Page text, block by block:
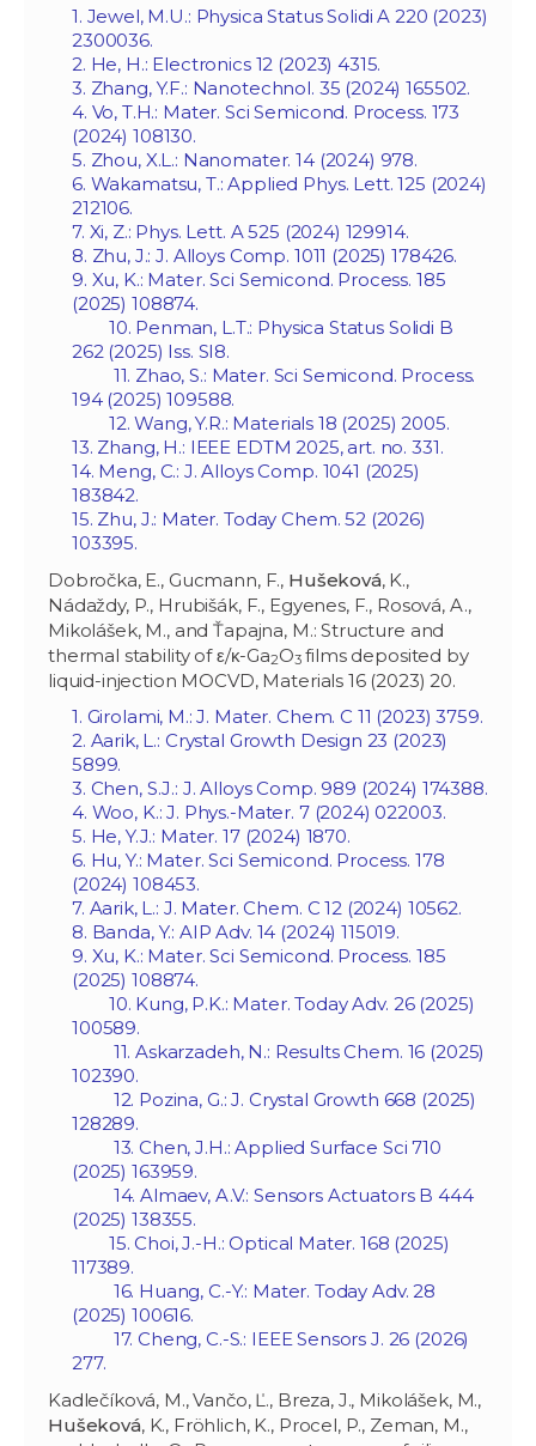
1. Jewel, M.U.: Physica Status Solidi A 220 (2023)
2300036.
2. He, H.: Electronics 12 (2023) 4315.
3. Zhang, Y.F.: Nanotechnol. 35 (2024) 165502.
4. Vo, T.H.: Mater. Sci Semicond. Process. 173
(2024) 108130.
5. Zhou, X.L.: Nanomater. 14 (2024) 978.
6. Wakamatsu, T.: Applied Phys. Lett. 125 (2024)
212106.
7. Xi, Z.: Phys. Lett. A 525 (2024) 129914.
8. Zhu, J.: J. Alloys Comp. 1011 (2025) 178426.
9. Xu, K.: Mater. Sci Semicond. Process. 185
(2025) 108874.
10. Penman, L.T.: Physica Status Solidi B
262 (2025) Iss. SI8.
11. Zhao, S.: Mater. Sci Semicond. Process.
194 (2025) 109588.
12. Wang, Y.R.: Materials 18 (2025) 2005.
13. Zhang, H.: IEEE EDTM 2025, art. no. 331.
14. Meng, C.: J. Alloys Comp. 1041 (2025)
183842.
15. Zhu, J.: Mater. Today Chem. 52 (2026)
103395.
Dobročka, E., Gucmann, F., Hušeková, K.,
Nádaždy, P., Hrubišák, F., Egyenes, F., Rosová, A.,
Mikolášek, M., and Ťapajna, M.: Structure and
thermal stability of ε/κ-Ga2O3films deposited by
liquid-injection MOCVD, Materials 16 (2023) 20.
1. Girolami, M.: J. Mater. Chem. C 11 (2023) 3759.
2. Aarik, L.: Crystal Growth Design 23 (2023)
5899.
3. Chen, S.J.: J. Alloys Comp. 989 (2024) 174388.
4. Woo, K.: J. Phys.-Mater. 7 (2024) 022003.
5. He, Y.J.: Mater. 17 (2024) 1870.
6. Hu, Y.: Mater. Sci Semicond. Process. 178
(2024) 108453.
7. Aarik, L.: J. Mater. Chem. C 12 (2024) 10562.
8. Banda, Y.: AIP Adv. 14 (2024) 115019.
9. Xu, K.: Mater. Sci Semicond. Process. 185
(2025) 108874.
10. Kung, P.K.: Mater. Today Adv. 26 (2025)
100589.
11. Askarzadeh, N.: Results Chem. 16 (2025)
102390.
12. Pozina, G.: J. Crystal Growth 668 (2025)
128289.
13. Chen, J.H.: Applied Surface Sci 710
(2025) 163959.
14. Almaev, A.V.: Sensors Actuators B 444
(2025) 138355.
15. Choi, J.-H.: Optical Mater. 168 (2025)
117389.
16. Huang, C.-Y.: Mater. Today Adv. 28
(2025) 100616.
17. Cheng, C.-S.: IEEE Sensors J. 26 (2026)
277.
Kadlečíková, M., Vančo, Ľ., Breza, J., Mikolášek, M.,
Hušeková, K., Fröhlich, K., Procel, P., Zeman, M.,